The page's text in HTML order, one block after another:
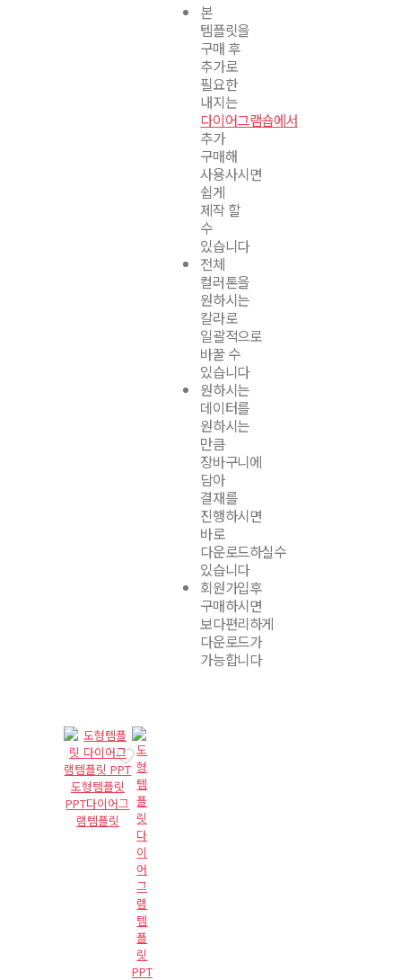
본
템플릿을
구매 후
추가로
필요한
내지는
다이어그램숍에서
추가
구매해
사용사시면
쉽게
제작 할
수
있습니다
전체
컬러톤을
원하시는
칼라로
일괄적으로
바꿀 수
있습니다
원하시는
데이터를
원하시는
만큼
장바구니에
담아
결재를
진행하시면
바로
다운로드하실수
있습니다
회원가입후
구매하시면
보다편리하게
다운로드가
가능합니다